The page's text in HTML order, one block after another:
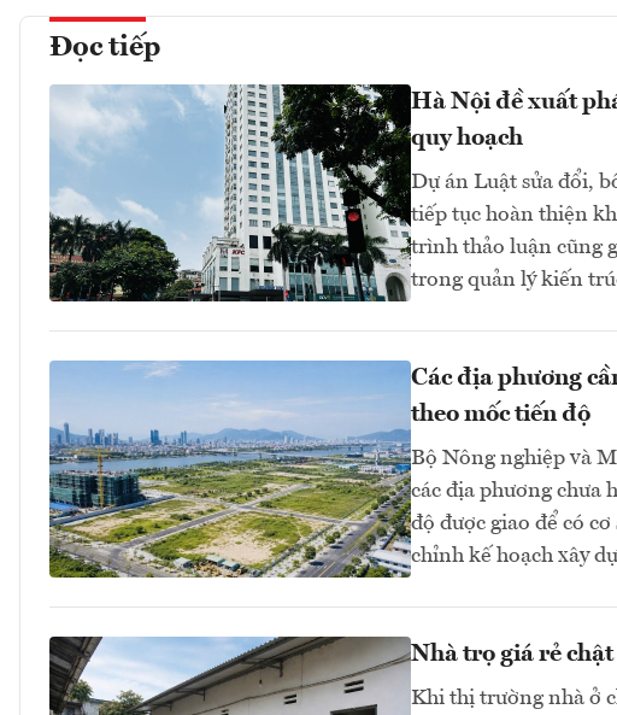
Đọc tiếp
Hà Nội đề xuất
quy hoạch
Dự án Luật sửa đổi,
tiếp tục hoàn thiện
trình thảo luận cũng
trong quản lý kiến
Các địa phương
theo mốc tiến độ
Bộ Nông nghiệp và
các địa phương chưa
độ được giao để có
chỉnh kế hoạch xây
Nhà trọ giá rẻ
Khi thị trường nhà ở